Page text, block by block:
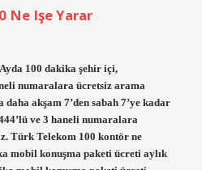
Ne Işe Yarar
100 dakika şehir içi,
numaralara ücretsiz arama
akşam 7’den sabah 7’ye kadar
ve 3 haneli numaralara
Türk Telekom 100 kontör ne
mobil konuşma paketi ücreti aylık